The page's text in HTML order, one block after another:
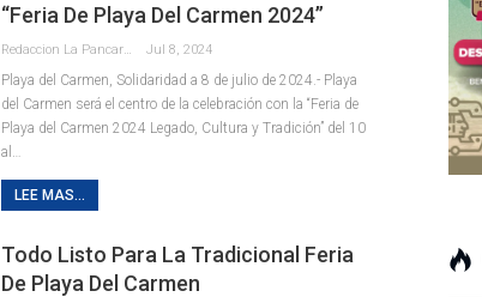
“Feria De Playa Del Carmen 2024”
Jul 8, 2024
Playa del Carmen, Solidaridad a 8 de julio de 2024.- Playa
del Carmen será el centro de la celebración con la “Feria de
Playa del Carmen 2024 Legado, Cultura y Tradición” del 10
al
LEE MAS...
Todo Listo Para La Tradicional Feria
De Playa Del Carmen